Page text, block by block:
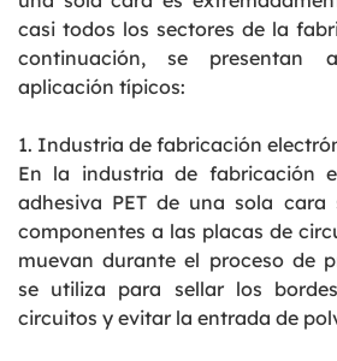
casi todos los sectores de la
continuación, se presentan
aplicación típicos:
1. Industria de fabricación
En la industria de fabricación
adhesiva PET de una sola
componentes a las placas de
muevan durante el proceso de
se utiliza para sellar los
circuitos y evitar la entrada de